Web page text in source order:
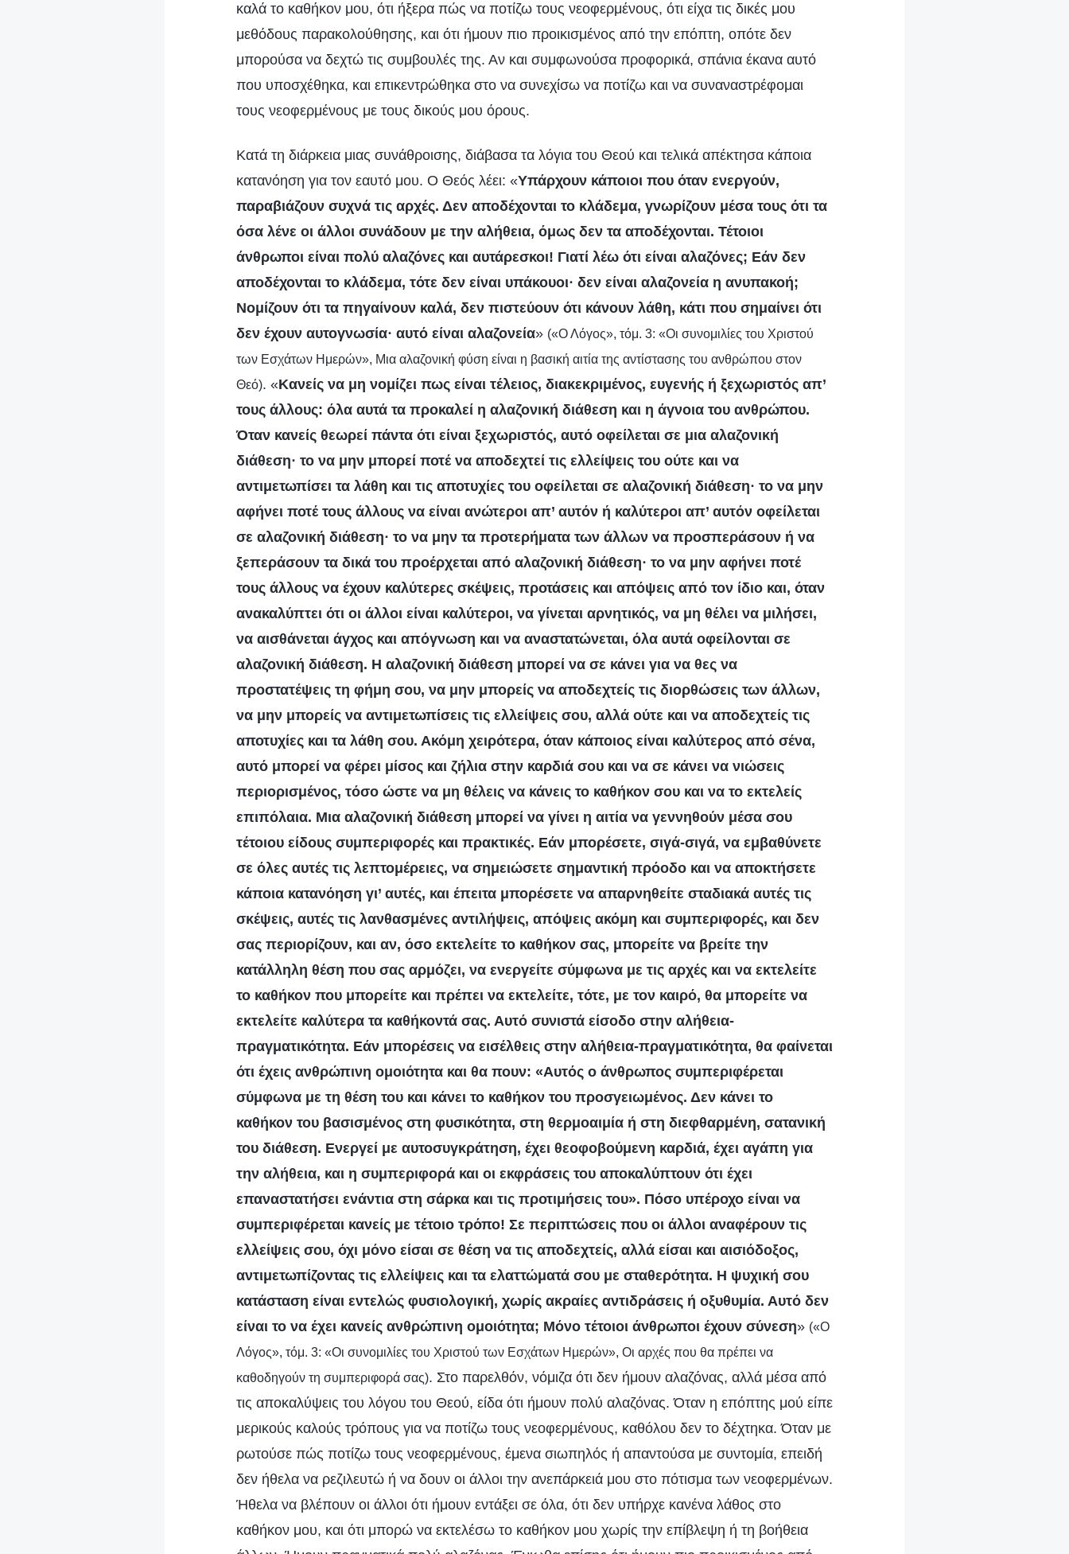
καλά το καθήκον μου, ότι ήξερα πώς να ποτίζω τους νεοφερμένους, ότι είχα τις δικές μου
μεθόδους παρακολούθησης, και ότι ήμουν πιο προικισμένος από την επόπτη, οπότε δεν
μπορούσα να δεχτώ τις συμβουλές της. Αν και συμφωνούσα προφορικά, σπάνια έκανα αυτό
που υποσχέθηκα, και επικεντρώθηκα στο να συνεχίσω να ποτίζω και να συναναστρέφομαι
τους νεοφερμένους με τους δικούς μου όρους.
Κατά τη διάρκεια μιας συνάθροισης, διάβασα τα λόγια του Θεού και τελικά απέκτησα κάποια
κατανόηση για τον εαυτό μου. Ο Θεός λέει: «Υπάρχουν κάποιοι που όταν ενεργούν,
παραβιάζουν συχνά τις αρχές. Δεν αποδέχονται το κλάδεμα, γνωρίζουν μέσα τους ότι τα
όσα λένε οι άλλοι συνάδουν με την αλήθεια, όμως δεν τα αποδέχονται. Τέτοιοι
άνθρωποι είναι πολύ αλαζόνες και αυτάρεσκοι! Γιατί λέω ότι είναι αλαζόνες; Εάν δεν
αποδέχονται το κλάδεμα, τότε δεν είναι υπάκουοι· δεν είναι αλαζονεία η ανυπακοή;
Νομίζουν ότι τα πηγαίνουν καλά, δεν πιστεύουν ότι κάνουν λάθη, κάτι που σημαίνει ότι
δεν έχουν αυτογνωσία· αυτό είναι αλαζονεία» («Ο Λόγος», τόμ. 3: «Οι συνομιλίες του Χριστού
των Εσχάτων Ημερών», Μια αλαζονική φύση είναι η βασική αιτία της αντίστασης του ανθρώπου στον
Θεό). «Κανείς να μη νομίζει πως είναι τέλειος, διακεκριμένος, ευγενής ή ξεχωριστός απ’
τους άλλους: όλα αυτά τα προκαλεί η αλαζονική διάθεση και η άγνοια του ανθρώπου.
Όταν κανείς θεωρεί πάντα ότι είναι ξεχωριστός, αυτό οφείλεται σε μια αλαζονική
διάθεση· το να μην μπορεί ποτέ να αποδεχτεί τις ελλείψεις του ούτε και να
αντιμετωπίσει τα λάθη και τις αποτυχίες του οφείλεται σε αλαζονική διάθεση· το να μην
αφήνει ποτέ τους άλλους να είναι ανώτεροι απ’ αυτόν ή καλύτεροι απ’ αυτόν οφείλεται
σε αλαζονική διάθεση· το να μην τα προτερήματα των άλλων να προσπεράσουν ή να
ξεπεράσουν τα δικά του προέρχεται από αλαζονική διάθεση· το να μην αφήνει ποτέ
τους άλλους να έχουν καλύτερες σκέψεις, προτάσεις και απόψεις από τον ίδιο και, όταν
ανακαλύπτει ότι οι άλλοι είναι καλύτεροι, να γίνεται αρνητικός, να μη θέλει να μιλήσει,
να αισθάνεται άγχος και απόγνωση και να αναστατώνεται, όλα αυτά οφείλονται σε
αλαζονική διάθεση. Η αλαζονική διάθεση μπορεί να σε κάνει για να θες να
προστατέψεις τη φήμη σου, να μην μπορείς να αποδεχτείς τις διορθώσεις των άλλων,
να μην μπορείς να αντιμετωπίσεις τις ελλείψεις σου, αλλά ούτε και να αποδεχτείς τις
αποτυχίες και τα λάθη σου. Ακόμη χειρότερα, όταν κάποιος είναι καλύτερος από σένα,
αυτό μπορεί να φέρει μίσος και ζήλια στην καρδιά σου και να σε κάνει να νιώσεις
περιορισμένος, τόσο ώστε να μη θέλεις να κάνεις το καθήκον σου και να το εκτελείς
επιπόλαια. Μια αλαζονική διάθεση μπορεί να γίνει η αιτία να γεννηθούν μέσα σου
τέτοιου είδους συμπεριφορές και πρακτικές. Εάν μπορέσετε, σιγά-σιγά, να εμβαθύνετε
σε όλες αυτές τις λεπτομέρειες, να σημειώσετε σημαντική πρόοδο και να αποκτήσετε
κάποια κατανόηση γι’ αυτές, και έπειτα μπορέσετε να απαρνηθείτε σταδιακά αυτές τις
σκέψεις, αυτές τις λανθασμένες αντιλήψεις, απόψεις ακόμη και συμπεριφορές, και δεν
σας περιορίζουν, και αν, όσο εκτελείτε το καθήκον σας, μπορείτε να βρείτε την
κατάλληλη θέση που σας αρμόζει, να ενεργείτε σύμφωνα με τις αρχές και να εκτελείτε
το καθήκον που μπορείτε και πρέπει να εκτελείτε, τότε, με τον καιρό, θα μπορείτε να
εκτελείτε καλύτερα τα καθήκοντά σας. Αυτό συνιστά είσοδο στην αλήθεια-
πραγματικότητα. Εάν μπορέσεις να εισέλθεις στην αλήθεια-πραγματικότητα, θα φαίνεται
ότι έχεις ανθρώπινη ομοιότητα και θα πουν: «Αυτός ο άνθρωπος συμπεριφέρεται
σύμφωνα με τη θέση του και κάνει το καθήκον του προσγειωμένος. Δεν κάνει το
καθήκον του βασισμένος στη φυσικότητα, στη θερμοαιμία ή στη διεφθαρμένη, σατανική
του διάθεση. Ενεργεί με αυτοσυγκράτηση, έχει θεοφοβούμενη καρδιά, έχει αγάπη για
την αλήθεια, και η συμπεριφορά και οι εκφράσεις του αποκαλύπτουν ότι έχει
επαναστατήσει ενάντια στη σάρκα και τις προτιμήσεις του». Πόσο υπέροχο είναι να
συμπεριφέρεται κανείς με τέτοιο τρόπο! Σε περιπτώσεις που οι άλλοι αναφέρουν τις
ελλείψεις σου, όχι μόνο είσαι σε θέση να τις αποδεχτείς, αλλά είσαι και αισιόδοξος,
αντιμετωπίζοντας τις ελλείψεις και τα ελαττώματά σου με σταθερότητα. Η ψυχική σου
κατάσταση είναι εντελώς φυσιολογική, χωρίς ακραίες αντιδράσεις ή οξυθυμία. Αυτό δεν
είναι το να έχει κανείς ανθρώπινη ομοιότητα; Μόνο τέτοιοι άνθρωποι έχουν σύνεση» («Ο
Λόγος», τόμ. 3: «Οι συνομιλίες του Χριστού των Εσχάτων Ημερών», Οι αρχές που θα πρέπει να
καθοδηγούν τη συμπεριφορά σας). Στο παρελθόν, νόμιζα ότι δεν ήμουν αλαζόνας, αλλά μέσα από
τις αποκαλύψεις του λόγου του Θεού, είδα ότι ήμουν πολύ αλαζόνας. Όταν η επόπτης μού είπε
μερικούς καλούς τρόπους για να ποτίζω τους νεοφερμένους, καθόλου δεν το δέχτηκα. Όταν με
ρωτούσε πώς ποτίζω τους νεοφερμένους, έμενα σιωπηλός ή απαντούσα με συντομία, επειδή
δεν ήθελα να ρεζιλευτώ ή να δουν οι άλλοι την ανεπάρκειά μου στο πότισμα των νεοφερμένων.
Ήθελα να βλέπουν οι άλλοι ότι ήμουν εντάξει σε όλα, ότι δεν υπήρχε κανένα λάθος στο
καθήκον μου, και ότι μπορώ να εκτελέσω το καθήκον μου χωρίς την επίβλεψη ή τη βοήθεια